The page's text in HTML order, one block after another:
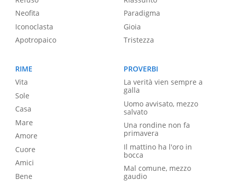
Neofita
Iconoclasta
Apotropaico
Paradigma
Gioia
Tristezza
RIME
Vita
Sole
Casa
Mare
Amore
Cuore
Amici
Bene
PROVERBI
La verità vien sempre a
galla
Uomo avvisato, mezzo
salvato
Una rondine non fa
primavera
Il mattino ha l'oro in
bocca
Mal comune, mezzo
gaudio